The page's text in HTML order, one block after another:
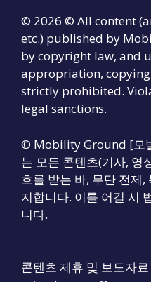
© 2026 © All content
etc.) published by
by copyright law, and
appropriation,
strictly prohibited.
legal sanctions.
© Mobility Ground [모
는 모든 콘텐츠(기사, 영
호를 받는 바, 무단 전제
지합니다. 이를 어길 시
니다.
콘텐츠 제휴 및 보도자료